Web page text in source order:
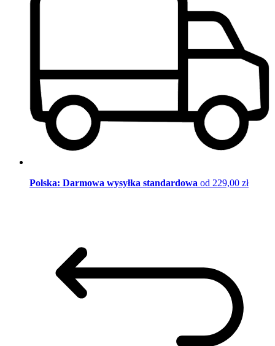
Polska: Darmowa wysyłka standardowa od 229,00 zł